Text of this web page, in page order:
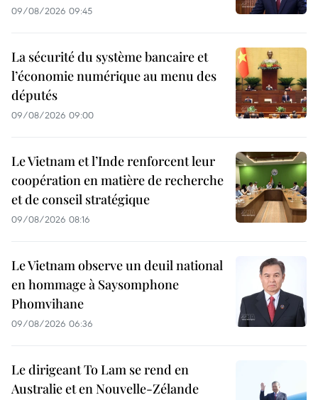
09/08/2026 09:45
La sécurité du système bancaire et
l’économie numérique au menu des
députés
09/08/2026 09:00
Le Vietnam et l’Inde renforcent leur
coopération en matière de recherche
et de conseil stratégique
09/08/2026 08:16
Le Vietnam observe un deuil national
en hommage à Saysomphone
Phomvihane
09/08/2026 06:36
Le dirigeant To Lam se rend en
Australie et en Nouvelle-Zélande